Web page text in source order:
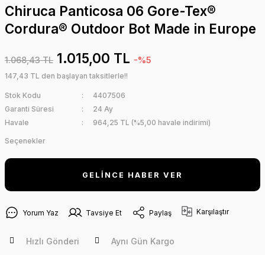
Chiruca Panticosa 06 Gore-Tex®
Cordura® Outdoor Bot Made in Europe
1.068,43 TL 1.015,00 TL -%5
147,43 TL den başlayan taksitlerle!!
Stok Kodu
4407506
Garanti Süresi
24 Ay
Havale
964,25 TL (%5,00 havale indirimi)
Seçenekler
GELİNCE HABER VER
Yorum Yaz Tavsiye Et Paylaş Karşılaştır
Hızlı Gönderi Aynı Gün Kargo